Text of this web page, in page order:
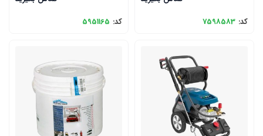
کد: 7598583
کد: 5951165